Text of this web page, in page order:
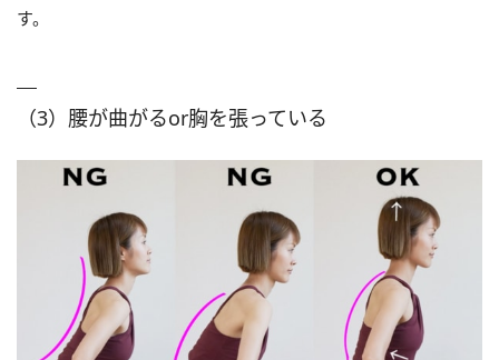
す。
（3）腰が曲がるor胸を張っている